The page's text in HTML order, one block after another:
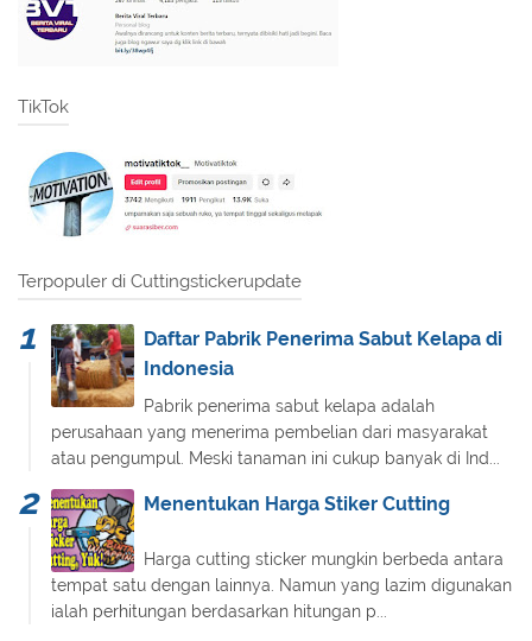
TikTok
Terpopuler di Cuttingstickerupdate
Daftar Pabrik Penerima Sabut Kelapa di
Indonesia
Pabrik penerima sabut kelapa adalah
perusahaan yang menerima pembelian dari masyarakat
atau pengumpul. Meski tanaman ini cukup banyak di Ind...
Menentukan Harga Stiker Cutting
Harga cutting sticker mungkin berbeda antara
tempat satu dengan lainnya. Namun yang lazim digunakan
ialah perhitungan berdasarkan hitungan p...